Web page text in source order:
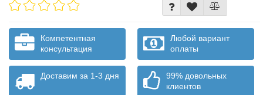
Компетентная
консультация
Любой вариант
оплаты
Доставим за 1-3 дня
99% довольных
клиентов